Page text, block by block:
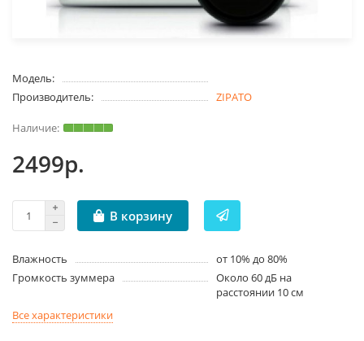
Модель:
Производитель:
ZIPATO
2499р.
В корзину
Влажность
от 10% до 80%
Громкость зуммера
Около 60 дБ на
расстоянии 10 см
Все характеристики